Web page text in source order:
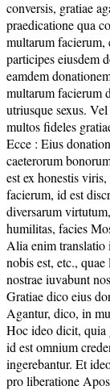
conversis, gratiae
praedicatione qua
multarum facierum,
participes eiusdem
eamdem
multarum facierum
utriusque sexus.
multos fideles
Ecce : Eius
caeterorum
est ex honestis
facierum, id est
diversarum
humilitas, facies
Alia enim translatio
nobis est, etc.,
nostrae iuvabunt
Gratiae dico eius
Agantur, dico, in
Hoc ideo dicit, quia
id est omnium
ingerebantur. Et
pro liberatione